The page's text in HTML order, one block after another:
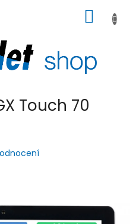
KOŠÍK
Touch 70